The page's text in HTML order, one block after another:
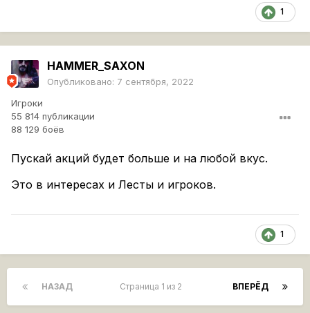
1
HAMMER_SAXON
Опубликовано: 7 сентября, 2022
Игроки
55 814 публикации
88 129 боёв
Пускай акций будет больше и на любой вкус.
Это в интересах и Лесты и игроков.
1
НАЗАД ВПЕРЁД
Страница 1 из 2